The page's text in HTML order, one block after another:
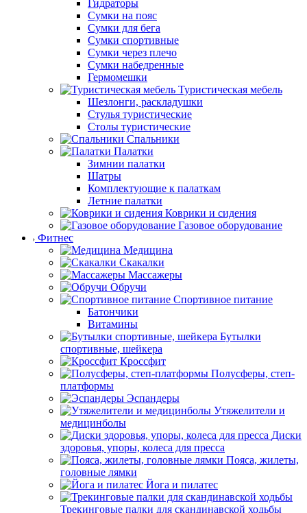
Гидраторы
Сумки на пояс
Сумки для бега
Сумки спортивные
Сумки через плечо
Сумки набедренные
Гермомешки
Туристическая мебель
Шезлонги, раскладушки
Стулья туристические
Столы туристические
Спальники
Палатки
Зимнии палатки
Шатры
Комплектующие к палаткам
Летние палатки
Коврики и сидения
Газовое оборудование
Фитнес
Медицина
Скакалки
Массажеры
Обручи
Спортивное питание
Батончики
Витамины
Бутылки
спортивные, шейкера
Кроссфит
Полусферы, степ-
платформы
Эспандеры
Утяжелители и
медицинболы
Диски
здоровья, упоры, колеса для пресса
Пояса, жилеты,
головные лямки
Йога и пилатес
Трекинговые палки для скандинавской ходьбы